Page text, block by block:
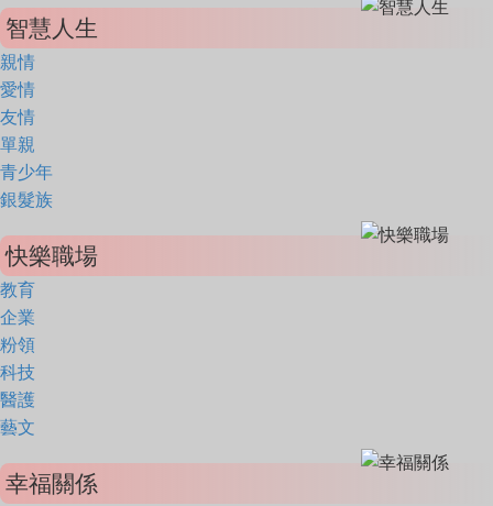
智慧人生
親情
愛情
友情
單親
青少年
銀髮族
快樂職場
教育
企業
粉領
科技
醫護
藝文
幸福關係